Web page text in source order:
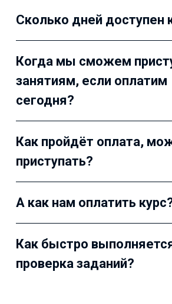
Сколько дней доступен
Когда мы сможем
занятиям, если оплатим
сегодня?
Как пройдёт оплата,
приступать?
А как нам оплатить
Как быстро
проверка заданий?